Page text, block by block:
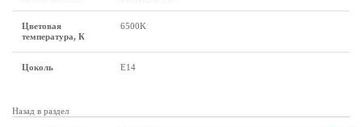
Цветовая
температура, К
6500K
Цоколь Е14
Назад в раздел